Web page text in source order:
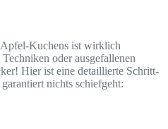
Kuchens ist wirklich
oder ausgefallenen
Hier ist eine detaillierte Schritt-
nichts schiefgeht: